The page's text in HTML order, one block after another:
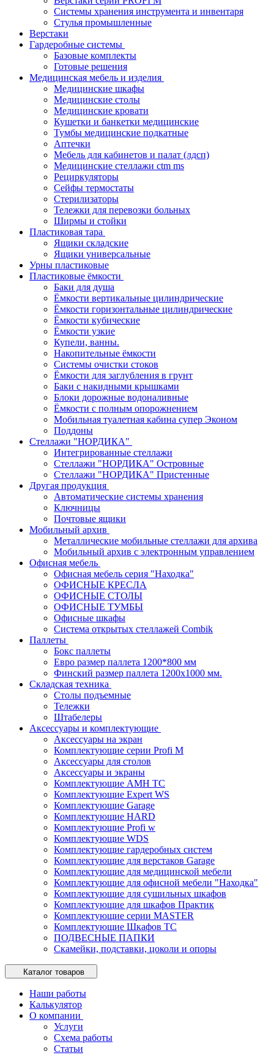
Системы хранения инструмента и инвентаря
Стулья промышленные
Верстаки
Гардеробные системы
Базовые комплекты
Готовые решения
Медицинская мебель и изделия
Медицинские шкафы
Медицинские столы
Медицинские кровати
Кушетки и банкетки медицинские
Тумбы медицинские подкатные
Аптечки
Мебель для кабинетов и палат (лдсп)
Медицинские стеллажи ctm ms
Рециркуляторы
Сейфы термостаты
Стерилизаторы
Тележки для перевозки больных
Ширмы и стойки
Пластиковая тара
Ящики складские
Ящики универсальные
Урны пластиковые
Пластиковые ёмкости
Баки для душа
Ёмкости вертикальные цилиндрические
Ёмкости горизонтальные цилиндрические
Ёмкости кубические
Ёмкости узкие
Купели, ванны.
Накопительные ёмкости
Системы очистки стоков
Ёмкости для заглубления в грунт
Баки с накидными крышками
Блоки дорожные водоналивные
Ёмкости с полным опорожнением
Мобильная туалетная кабина супер Эконом
Поддоны
Стеллажи "НОРДИКА"
Интегрированные стеллажи
Стеллажи "НОРДИКА" Островные
Стеллажи "НОРДИКА" Пристенные
Другая продукция
Автоматические системы хранения
Ключницы
Почтовые ящики
Мобильный архив
Металлические мобильные стеллажи для архива
Мобильный архив с электронным управлением
Офисная мебель
Офисная мебель серия "Находка"
ОФИСНЫЕ КРЕСЛА
ОФИСНЫЕ СТОЛЫ
ОФИСНЫЕ ТУМБЫ
Офисные шкафы
Система открытых стеллажей Combik
Паллеты
Бокс паллеты
Евро размер паллета 1200*800 мм
Финский размер паллета 1200х1000 мм.
Складская техника
Столы подъемные
Тележки
Штабелеры
Аксессуары и комплектующие
Аксессуары на экран
Комплектующие серии Profi M
Аксессуары для столов
Аксессуары и экраны
Комплектующие AMH TC
Комплектующие Expert WS
Комплектующие Garage
Комплектующие HARD
Комплектующие Profi w
Комплектующие WDS
Комплектующие гардеробных систем
Комплектующие для верстаков Garage
Комплектующие для медицинской мебели
Комплектующие для офисной мебели "Находка"
Комплектующие для сушильных шкафов
Комплектующие для шкафов Практик
Комплектующие серии MASTER
Комплектующие Шкафов ТС
ПОДВЕСНЫЕ ПАПКИ
Скамейки, подставки, цоколи и опоры
Каталог товаров
Наши работы
Калькулятор
О компании
Услуги
Схема работы
Статьи